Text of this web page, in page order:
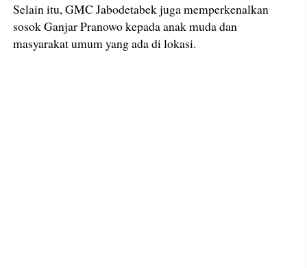
Selain itu, GMC Jabodetabek juga memperkenalkan
sosok Ganjar Pranowo kepada anak muda dan
masyarakat umum yang ada di lokasi.